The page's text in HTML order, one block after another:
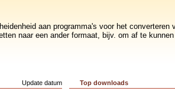
aan programma's voor het converteren
naar een ander formaat, bijv. om af te
Update datum
Top downloads